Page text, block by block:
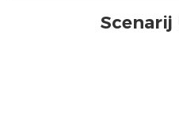
Scenarij